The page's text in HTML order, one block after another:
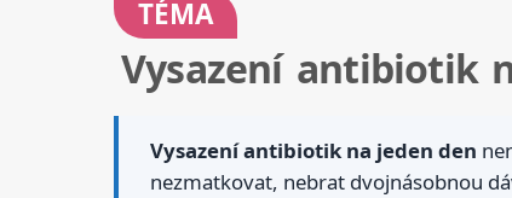
TÉMA
Vysazení antibiotik
Vysazení antibiotik na jeden den
nezmatkovat, nebrat dvojnásobnou